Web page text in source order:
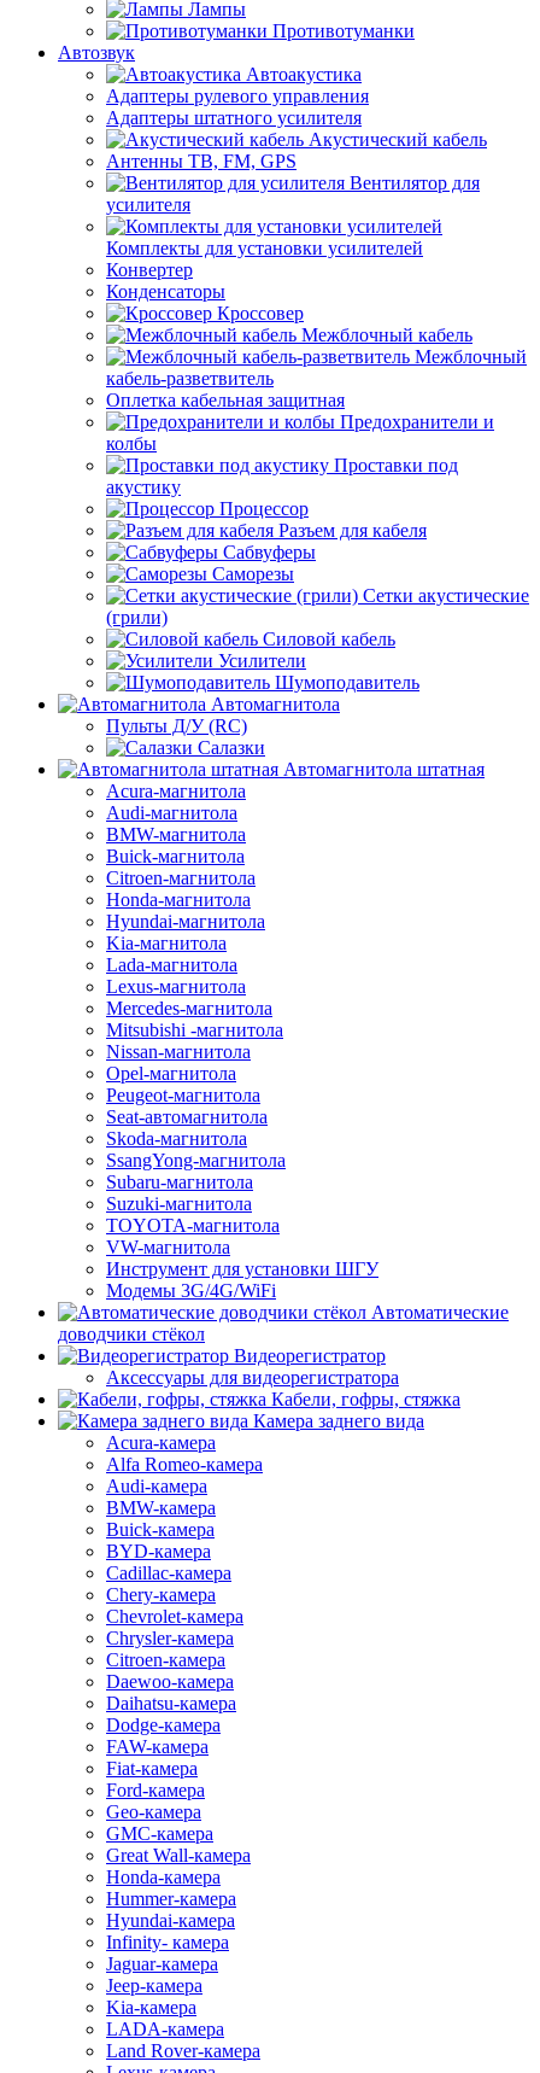
Лампы
Противотуманки
Автозвук
Автоакустика
Адаптеры рулевого управления
Адаптеры штатного усилителя
Акустический кабель
Антенны ТВ, FM, GPS
Вентилятор для
усилителя
Комплекты для установки усилителей
Конвертер
Конденсаторы
Кроссовер
Межблочный кабель
Межблочный
кабель-разветвитель
Оплетка кабельная защитная
Предохранители и
колбы
Проставки под
акустику
Процессор
Разъем для кабеля
Сабвуферы
Саморезы
Сетки акустические
(грили)
Силовой кабель
Усилители
Шумоподавитель
Автомагнитола
Пульты Д/У (RC)
Салазки
Автомагнитола штатная
Acura-магнитола
Audi-магнитола
BMW-магнитола
Buick-магнитола
Citroen-магнитола
Honda-магнитола
Hyundai-магнитола
Kia-магнитола
Lada-магнитола
Lexus-магнитола
Mercedes-магнитола
Mitsubishi -магнитола
Nissan-магнитола
Opel-магнитола
Peugeot-магнитола
Seat-автомагнитола
Skoda-магнитола
SsangYong-магнитола
Subaru-магнитола
Suzuki-магнитола
TOYOTA-магнитола
VW-магнитола
Инструмент для установки ШГУ
Модемы 3G/4G/WiFi
Автоматические
доводчики стёкол
Видеорегистратор
Аксессуары для видеорегистратора
Кабели, гофры, стяжка
Камера заднего вида
Acura-камера
Alfa Romeo-камера
Audi-камера
BMW-камера
Buick-камера
BYD-камера
Cadillac-камера
Chery-камера
Chevrolet-камера
Chrysler-камера
Citroen-камера
Daewoo-камера
Daihatsu-камера
Dodge-камера
FAW-камера
Fiat-камера
Ford-камера
Geo-камера
GMC-камера
Great Wall-камера
Honda-камера
Hummer-камера
Hyundai-камера
Infinity- камера
Jaguar-камера
Jeep-камера
Kia-камера
LADA-камера
Land Rover-камера